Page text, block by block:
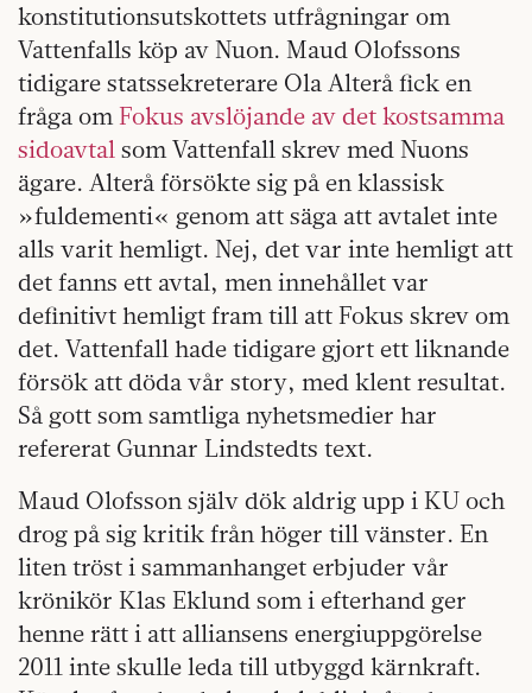
konstitutionsutskottets utfrågningar om
Vattenfalls köp av Nuon. Maud Olofssons
tidigare statssekreterare Ola Alterå fick en
fråga omFokus avslöjande av det kostsamma
sidoavtal som Vattenfall skrev med Nuons
ägare. Alterå försökte sig på en klassisk
»fuldementi« genom att säga att avtalet inte
alls varit hemligt. Nej, det var inte hemligt att
det fanns ett avtal, men innehållet var
definitivt hemligt fram till att Fokus skrev om
det. Vattenfall hade tidigare gjort ett liknande
försök att döda vår story, med klent resultat.
Så gott som samtliga nyhetsmedier har
refererat Gunnar Lindstedts text.
Maud Olofsson själv dök aldrig upp i KU och
drog på sig kritik från höger till vänster. En
liten tröst i sammanhanget erbjuder vår
krönikör Klas Eklund som i efterhand ger
henne rätt i att alliansens energiuppgörelse
2011 inte skulle leda till utbyggd kärnkraft.